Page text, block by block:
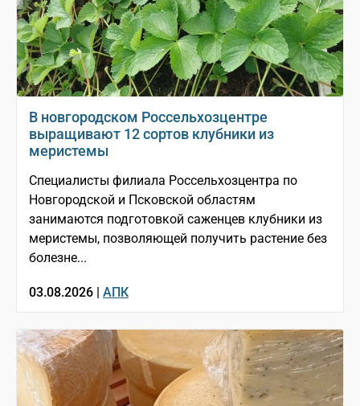
В новгородском Россельхозцентре
выращивают 12 сортов клубники из
меристемы
Специалисты филиала Россельхозцентра по
Новгородской и Псковской областям
занимаются подготовкой саженцев клубники из
меристемы, позволяющей получить растение без
болезне...
03.08.2026 | АПК